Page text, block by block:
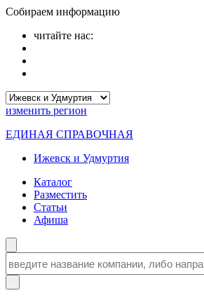
Собираем информацию
читайте нас:
изменить регион
ЕДИНАЯ СПРАВОЧНАЯ
Ижевск и Удмуртия
Каталог
Разместить
Статьи
Афиша